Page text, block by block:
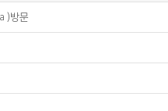
)방문